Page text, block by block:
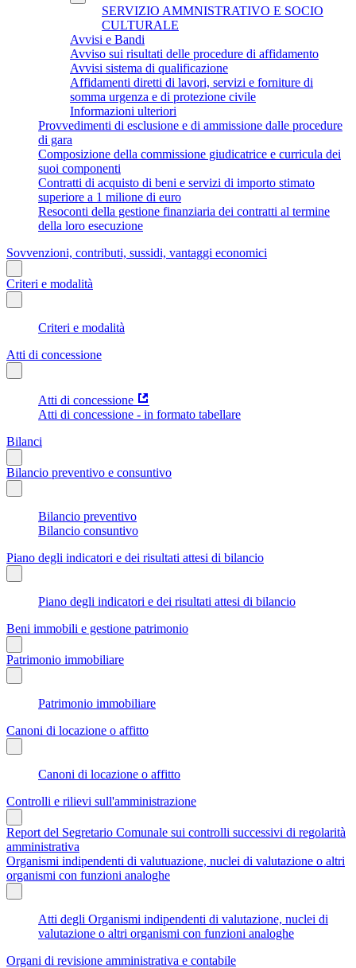
SERVIZIO AMMNISTRATIVO E SOCIO
CULTURALE
Avvisi e Bandi
Avviso sui risultati delle procedure di affidamento
Avvisi sistema di qualificazione
Affidamenti diretti di lavori, servizi e forniture di
somma urgenza e di protezione civile
Informazioni ulteriori
Provvedimenti di esclusione e di ammissione dalle procedure
di gara
Composizione della commissione giudicatrice e curricula dei
suoi componenti
Contratti di acquisto di beni e servizi di importo stimato
superiore a 1 milione di euro
Resoconti della gestione finanziaria dei contratti al termine
della loro esecuzione
Sovvenzioni, contributi, sussidi, vantaggi economici
Criteri e modalità
Criteri e modalità
Atti di concessione
Atti di concessione
Atti di concessione - in formato tabellare
Bilanci
Bilancio preventivo e consuntivo
Bilancio preventivo
Bilancio consuntivo
Piano degli indicatori e dei risultati attesi di bilancio
Piano degli indicatori e dei risultati attesi di bilancio
Beni immobili e gestione patrimonio
Patrimonio immobiliare
Patrimonio immobiliare
Canoni di locazione o affitto
Canoni di locazione o affitto
Controlli e rilievi sull'amministrazione
Report del Segretario Comunale sui controlli successivi di regolarità
amministrativa
Organismi indipendenti di valutuazione, nuclei di valutazione o altri
organismi con funzioni analoghe
Atti degli Organismi indipendenti di valutazione, nuclei di
valutazione o altri organismi con funzioni analoghe
Organi di revisione amministrativa e contabile